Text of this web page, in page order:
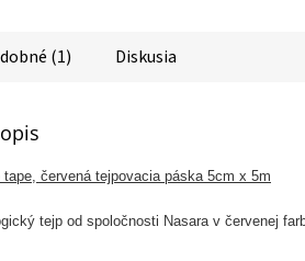
(1) Diskusia
tape, červená tejpovacia páska 5cm x 5m
tejp od spoločnosti Nasara v červenej